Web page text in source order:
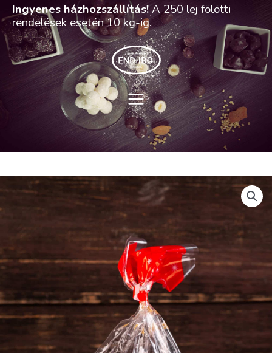
Skip
to
content
Ingyenes házhozszállítás!A 250 lej fölötti
rendelések esetén 10 kg-ig.